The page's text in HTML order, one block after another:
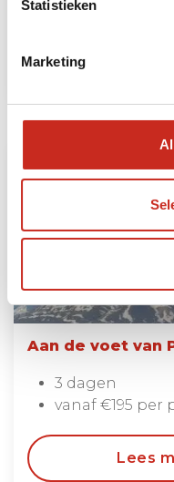
Statistieken
Marketing
vanaf €1395 per
Aan de voet van
3 dagen
vanaf €195 per
Lees